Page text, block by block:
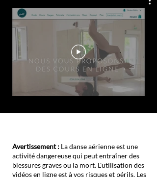
​Avertissement : La danse aérienne est une
activité dangereuse qui peut entraîner des
blessures graves ou la mort. L'utilisation des
vidéos en ligne est à vos risques et périls. Les